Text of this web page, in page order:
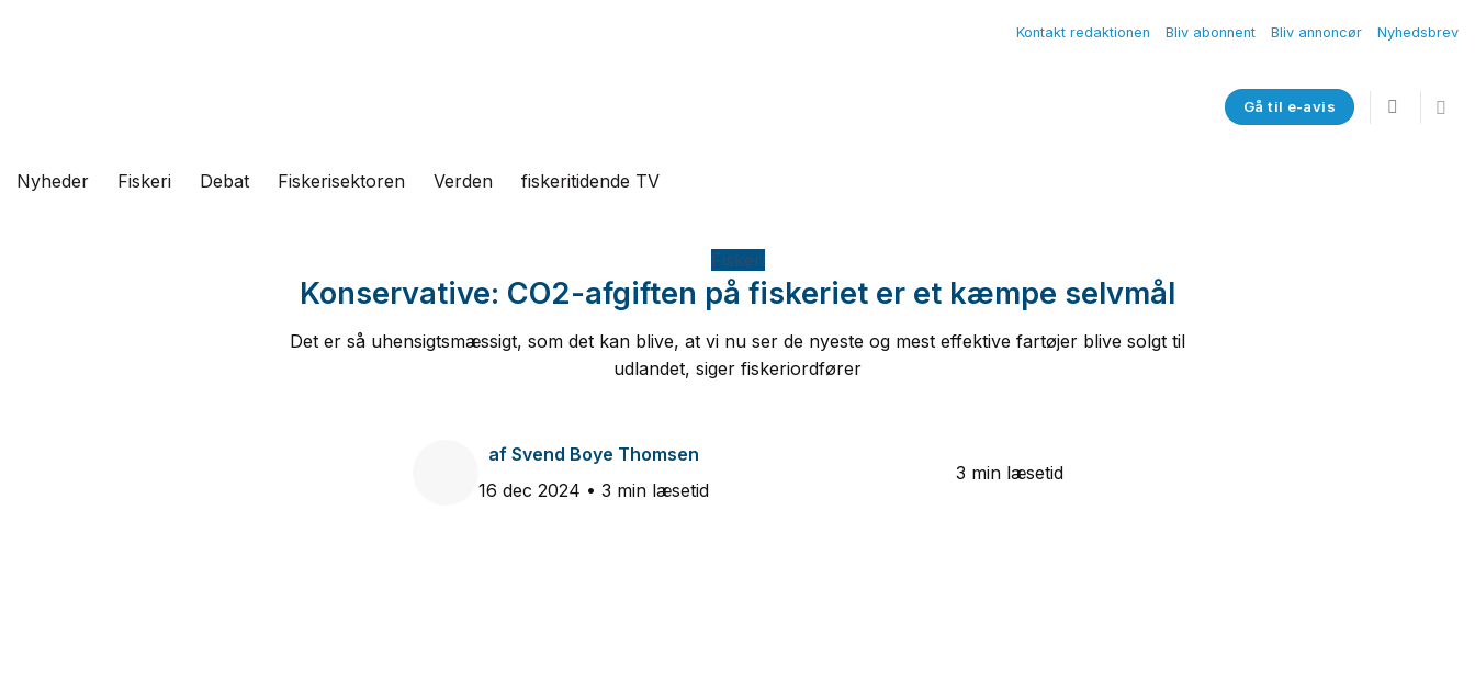
Kontakt redaktionen Bliv abonnent Bliv annoncør Nyhedsbrev
Gå til e-avis
Nyheder Fiskeri Debat Fiskerisektoren Verden fiskeritidende TV
Fiskeri
Konservative: CO2-afgiften på fiskeriet er et kæmpe selvmål
Det er så uhensigtsmæssigt, som det kan blive, at vi nu ser de nyeste og mest effektive fartøjer blive solgt til
udlandet, siger fiskeriordfører
afSvend Boye Thomsen
16 dec 2024 • 3 min læsetid
3 min læsetid